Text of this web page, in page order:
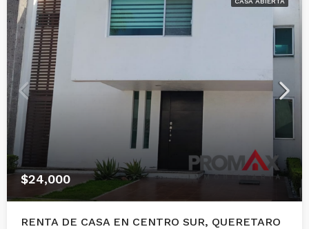
$24,000
RENTA DE CASA EN CENTRO SUR, QUERETARO